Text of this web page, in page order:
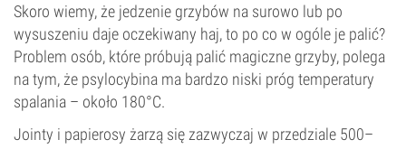
Skoro wiemy, że jedzenie grzybów na surowo lub po
wysuszeniu daje oczekiwany haj, to po co w ogóle je palić?
Problem osób, które próbują palić magiczne grzyby, polega
na tym, że psylocybina ma bardzo niski próg temperatury
spalania – około 180°C.
Jointy i papierosy żarzą się zazwyczaj w przedziale 500–